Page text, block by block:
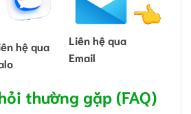
hệ qua
Liên hệ qua
Email
thường gặp (FAQ)